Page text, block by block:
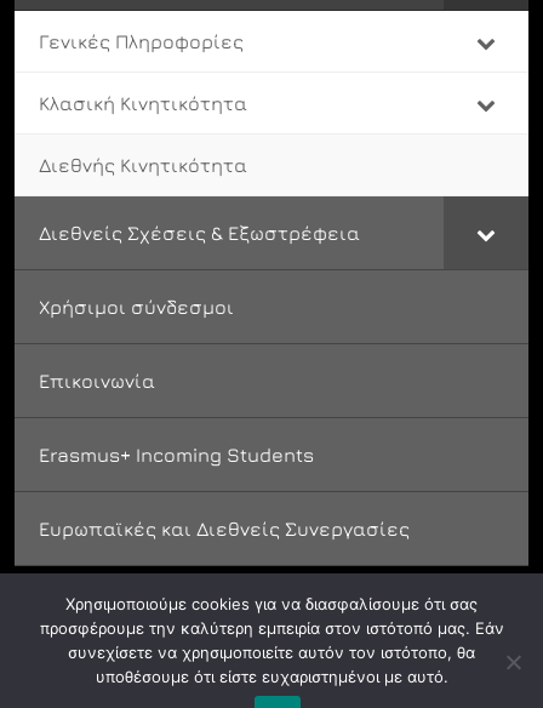
Γενικές Πληροφορίες
Κλασική Κινητικότητα
Διεθνής Κινητικότητα
Διεθνείς Σχέσεις & Εξωστρέφεια
Χρήσιμοι σύνδεσμοι
Επικοινωνία
Erasmus+ Incoming Students
Ευρωπαϊκές και Διεθνείς Συνεργασίες
© ASFA 2024. All rights reserved.
Χρησιμοποιούμε cookies για να διασφαλίσουμε ότι σας
προσφέρουμε την καλύτερη εμπειρία στον ιστότοπό μας. Εάν
συνεχίσετε να χρησιμοποιείτε αυτόν τον ιστότοπο, θα
υποθέσουμε ότι είστε ευχαριστημένοι με αυτό.